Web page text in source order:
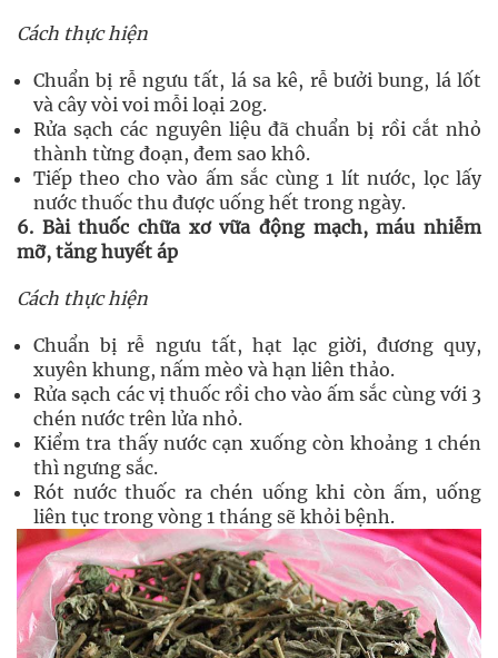
Cách thực hiện
Chuẩn bị rễ ngưu tất, lá sa kê, rễ bưởi bung, lá lốt
và cây vòi voi mỗi loại 20g.
Rửa sạch các nguyên liệu đã chuẩn bị rồi cắt nhỏ
thành từng đoạn, đem sao khô.
Tiếp theo cho vào ấm sắc cùng 1 lít nước, lọc lấy
nước thuốc thu được uống hết trong ngày.
6. Bài thuốc chữa xơ vữa động mạch, máu nhiễm
mỡ, tăng huyết áp
Cách thực hiện
Chuẩn bị rễ ngưu tất, hạt lạc giời, đương quy,
xuyên khung, nấm mèo và hạn liên thảo.
Rửa sạch các vị thuốc rồi cho vào ấm sắc cùng với 3
chén nước trên lửa nhỏ.
Kiểm tra thấy nước cạn xuống còn khoảng 1 chén
thì ngưng sắc.
Rót nước thuốc ra chén uống khi còn ấm, uống
liên tục trong vòng 1 tháng sẽ khỏi bệnh.